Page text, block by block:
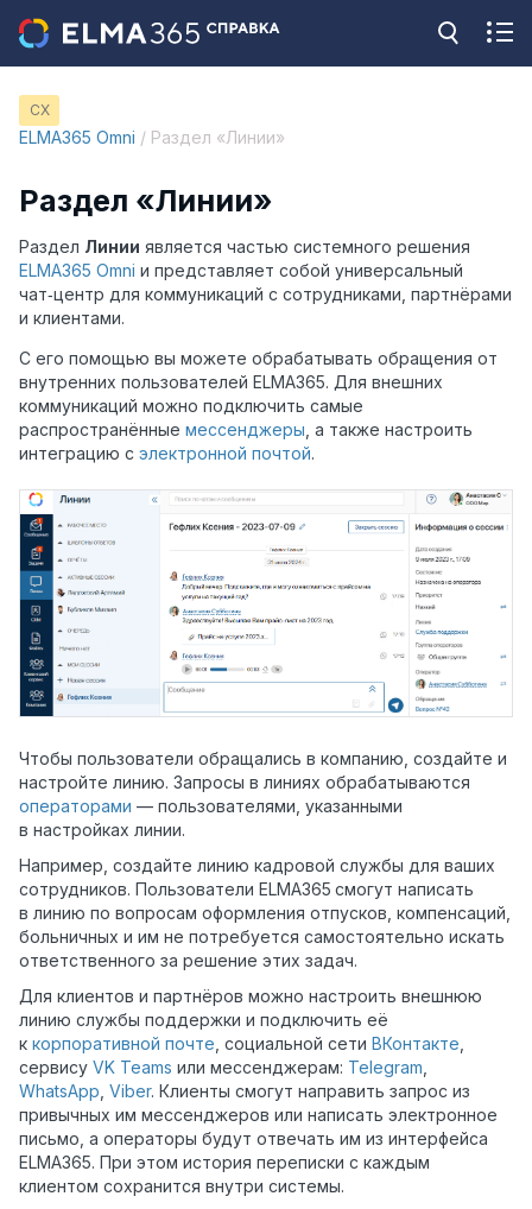
CX
ELMA365 Omni / Раздел «Линии»
Раздел «Линии»
Раздел Линии является частью системного решения
ELMA365 Omni и представляет собой универсальный
чат‑центр для коммуникаций с сотрудниками, партнёрами
и клиентами.
С его помощью вы можете обрабатывать обращения от
внутренних пользователей ELMA365. Для внешних
коммуникаций можно подключить самые
распространённые мессенджеры , а также настроить
интеграцию с электронной почтой.
Чтобы пользователи обращались в компанию, создайте и
настройте линию. Запросы в линиях обрабатываются
операторами — пользователями, указанными
в настройках линии.
Например, создайте линию кадровой службы для ваших
сотрудников. Пользователи ELMA365 смогут написать
в линию по вопросам оформления отпусков, компенсаций,
больничных и им не потребуется самостоятельно искать
ответственного за решение этих задач.
Для клиентов и партнёров можно настроить внешнюю
линию службы поддержки и подключить её
к корпоративной почте, социальной сети ВКонтакте,
сервису VK Teams или мессенджерам: Telegram,
WhatsApp, Viber. Клиенты смогут направить запрос из
привычных им мессенджеров или написать электронное
письмо, а операторы будут отвечать им из интерфейса
ELMA365. При этом история переписки с каждым
клиентом сохранится внутри системы.